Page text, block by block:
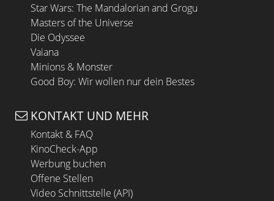
Star Wars: The Mandalorian and Grogu
Masters of the Universe
Die Odyssee
Vaiana
Minions & Monster
Good Boy: Wir wollen nur dein Bestes
KONTAKT UND MEHR
Kontakt & FAQ
KinoCheck-App
Werbung buchen
Offene Stellen
Video Schnittstelle (API)